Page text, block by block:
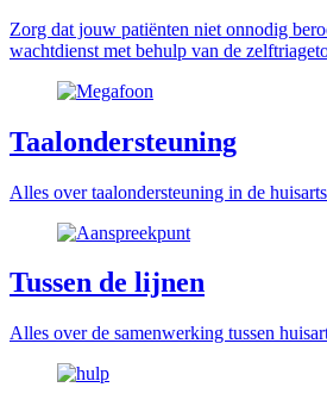
Zorg dat jouw patiënten niet onnodig
wachtdienst met behulp van de
Taalondersteuning
Alles over taalondersteuning in de
Tussen de lijnen
Alles over de samenwerking tussen